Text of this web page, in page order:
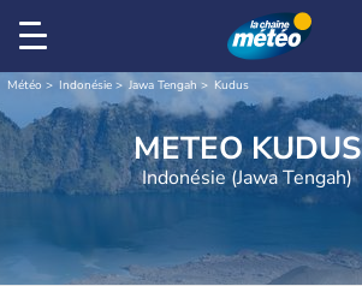
Météo Indonésie Jawa Tengah Kudus
METEO KUDUS
Indonésie (Jawa Tengah)